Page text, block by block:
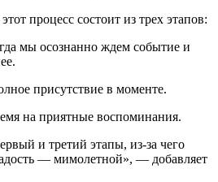
процесс состоит из трех этапов:
мы осознанно ждем событие и
присутствие в моменте.
на приятные воспоминания.
и третий этапы, из-за чего
— мимолетной», — добавляет